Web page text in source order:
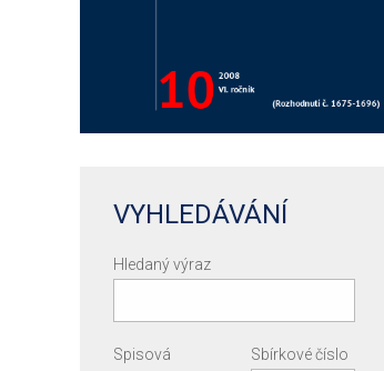
VYHLEDÁVÁNÍ
Hledaný výraz
Spisová
Sbírkové číslo